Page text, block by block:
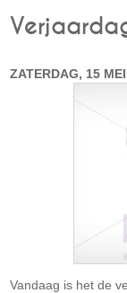
ZATERDAG, 15
Vandaag is het de